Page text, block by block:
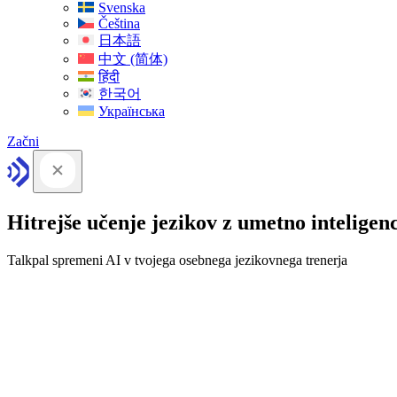
Svenska
Čeština
日本語
中文 (简体)
हिंदी
한국어
Українська
Začni
Hitrejše učenje jezikov z umetno
Talkpal spremeni AI v tvojega osebnega jezikovnega trenerja